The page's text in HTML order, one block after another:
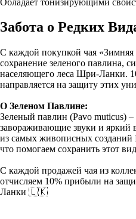
Забота о Редких
С каждой покупкой чая
сохранение зеленого павлина,
населяющего леса Шри-Ланки.
направляется на защиту этих
О Зеленом Павлине:
Зеленый павлин (Pavo muticus)
завораживающие звуки и
из самых живописных
что помогаем сохранить этот
С каждой продажей чая из
отчисляем 10% прибыли на
Ланки 🇱🇰